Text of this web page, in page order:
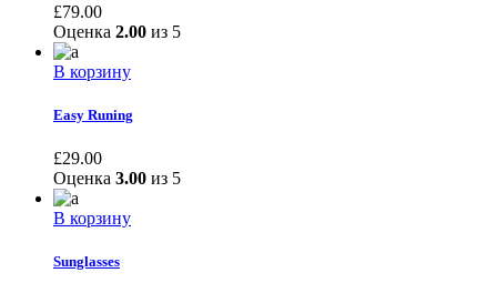
£79.00
Оценка 2.00 из 5
В корзину
Easy Runing
£29.00
Оценка 3.00 из 5
В корзину
Sunglasses